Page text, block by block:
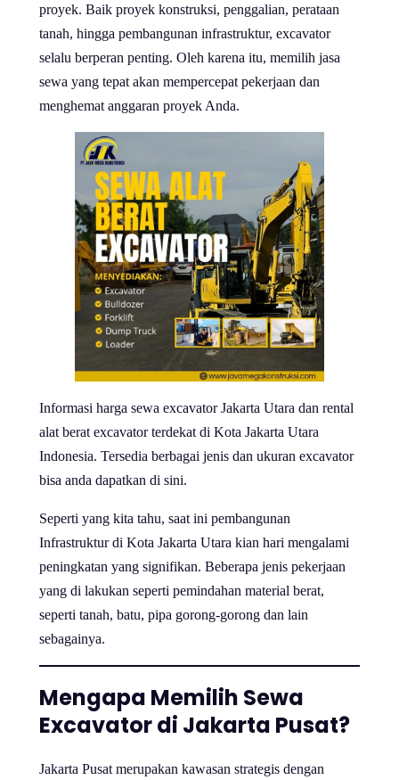
proyek. Baik proyek konstruksi, penggalian, perataan
tanah, hingga pembangunan infrastruktur, excavator
selalu berperan penting. Oleh karena itu, memilih jasa
sewa yang tepat akan mempercepat pekerjaan dan
menghemat anggaran proyek Anda.
Informasi harga sewa excavator Jakarta Utara dan rental
alat berat excavator terdekat di Kota Jakarta Utara
Indonesia. Tersedia berbagai jenis dan ukuran excavator
bisa anda dapatkan di sini.
Seperti yang kita tahu, saat ini pembangunan
Infrastruktur di Kota Jakarta Utara kian hari mengalami
peningkatan yang signifikan. Beberapa jenis pekerjaan
yang di lakukan seperti pemindahan material berat,
seperti tanah, batu, pipa gorong-gorong dan lain
sebagainya.
Mengapa Memilih Sewa
Excavator di Jakarta Pusat?
Jakarta Pusat merupakan kawasan strategis dengan